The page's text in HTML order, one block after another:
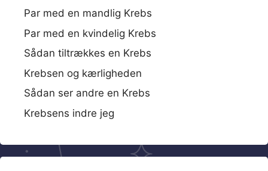
Par med en mandlig Krebs
Par med en kvindelig Krebs
Sådan tiltrækkes en Krebs
Krebsen og kærligheden
Sådan ser andre en Krebs
Krebsens indre jeg